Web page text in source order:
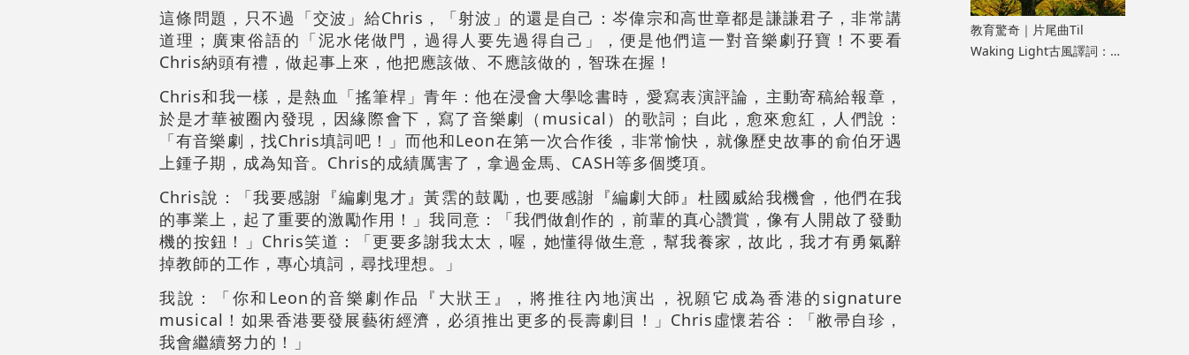
這條問題，只不過「交波」給Chris，「射波」的還是自己：岑偉宗和高世章都是謙謙君子，非常講
道理；廣東俗語的「泥水佬做門，過得人要先過得自己」，便是他們這一對音樂劇孖寶！不要看
Chris納頭有禮，做起事上來，他把應該做、不應該做的，智珠在握！
Chris和我一樣，是熱血「搖筆桿」青年：他在浸會大學唸書時，愛寫表演評論，主動寄稿給報章，
於是才華被圈內發現，因緣際會下，寫了音樂劇（musical）的歌詞；自此，愈來愈紅，人們說：
「有音樂劇，找Chris填詞吧！」而他和Leon在第一次合作後，非常愉快，就像歷史故事的俞伯牙遇
上鍾子期，成為知音。Chris的成績厲害了，拿過金馬、CASH等多個獎項。
Chris說：「我要感謝『編劇鬼才』黃霑的鼓勵，也要感謝『編劇大師』杜國威給我機會，他們在我
的事業上，起了重要的激勵作用！」我同意：「我們做創作的，前輩的真心讚賞，像有人開啟了發動
機的按鈕！」Chris笑道：「更要多謝我太太，喔，她懂得做生意，幫我養家，故此，我才有勇氣辭
掉教師的工作，專心填詞，尋找理想。」
我說：「你和Leon的音樂劇作品『大狀王』，將推往內地演出，祝願它成為香港的signature
musical！如果香港要發展藝術經濟，必須推出更多的長壽劇目！」Chris虛懷若谷：「敝帚自珍，
我會繼續努力的！」
教育驚奇｜片尾曲Til
Waking Light古風譯詞：